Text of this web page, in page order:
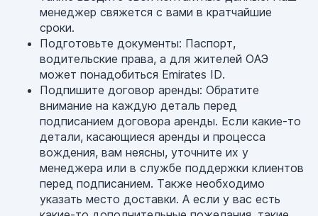
менеджер свяжется с вами в кратчайшие
сроки.
Подготовьте документы: Паспорт,
водительские права, а для жителей ОАЭ
может понадобиться Emirates ID.
Подпишите договор аренды: Обратите
внимание на каждую деталь перед
подписанием договора аренды. Если какие-то
детали, касающиеся аренды и процесса
вождения, вам неясны, уточните их у
менеджера или в службе поддержки клиентов
перед подписанием. Также необходимо
указать место доставки. А если у вас есть